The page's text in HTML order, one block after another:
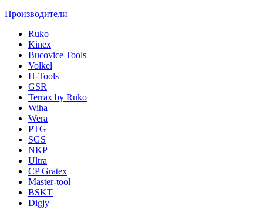
Производители
Ruko
Kinex
Bucovice Tools
Volkel
H-Tools
GSR
Terrax by Ruko
Wiha
Wera
PTG
SGS
NKP
Ultra
CP Gratex
Master-tool
BSKT
Digjy